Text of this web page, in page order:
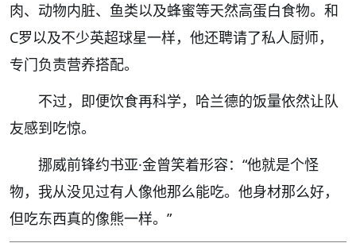
肉、动物内脏、鱼类以及蜂蜜等天然高蛋白食物。和
C罗以及不少英超球星一样，他还聘请了私人厨师，
专门负责营养搭配。
不过，即便饮食再科学，哈兰德的饭量依然让队
友感到吃惊。
挪威前锋约书亚·金曾笑着形容：“他就是个怪
物，我从没见过有人像他那么能吃。他身材那么好，
但吃东西真的像熊一样。”